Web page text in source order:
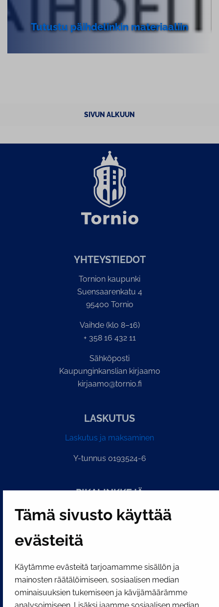
Tämä sivusto käyttää
evästeitä
Käytämme evästeitä tarjoamamme sisällön ja
mainosten räätälöimiseen, sosiaalisen median
ominaisuuksien tukemiseen ja kävijämäärämme
Tutustu päih­de­lin­kin ma­te­ri­aa­liin
SIVUN ALKUUN
YH­TEYS­TIE­DOT
Tornion kaupunki
Suensaarenkatu 4
95400 Tornio
Vaihde (klo 8–16)
+ 358 16 432 11
Sähköposti
Kaupunginkanslian kirjaamo
kirjaamo@tornio.fi
LASKUTUS
Laskutus ja maksaminen
Y-tunnus 0193524-6
PI­KA­LINK­KE­JÄ
Näytä evästeasetukseni
SOSIAALINEN MEDIA
Facebook InstagramYouTube